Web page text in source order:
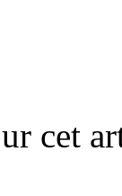
cet